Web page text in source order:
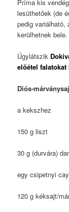
Príma kis
lesüthetőek (de
pedig
kerülhetnek bele.
Úgylátszik
előétel falatokat
Diós-
a kekszhez
150 g liszt
30 g (durvára)
egy csipetnyi
120 g kéksajt/